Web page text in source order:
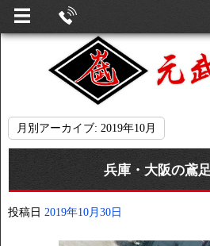
月別アーカイブ: 2019年10月
兵庫・大阪の鳶
投稿日 2019年10月30日